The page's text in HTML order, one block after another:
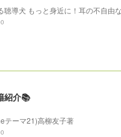
聴導犬 もっと身近に！耳の不自由
紹介📚
テーマ21)高柳友子著